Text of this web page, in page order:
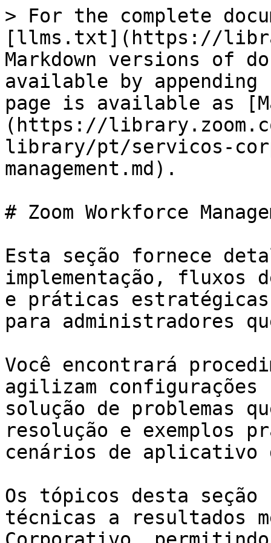
> For the complete
[llms.txt](https://
Markdown versions of
available by
page is available as
(https://
library/pt/servicos-
management.md).
# Zoom Workforce
Esta seção fornece
implementação, fluxos
e práticas
para administradores
Você encontrará
agilizam configurações
solução de problemas
resolução e exemplos
cenários de aplicativo
Os tópicos desta seção
técnicas a resultados